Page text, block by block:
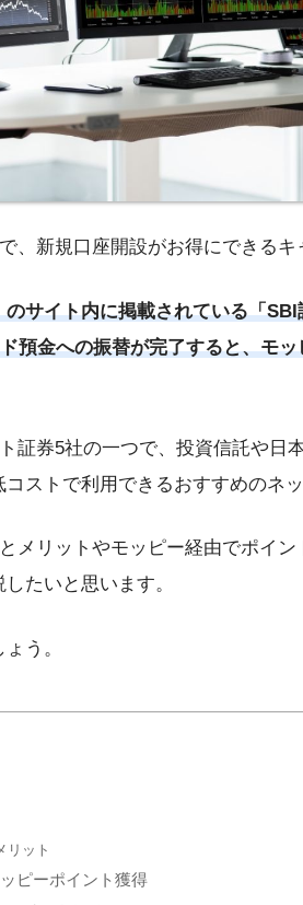
、新規口座開設がお得にできるキ
サイト内に掲載されている「
預金への振替が完了すると、モ
証券5社の一つで、投資信託や日
ストで利用できるおすすめのネッ
メリットやモッピー経由でポイ
たいと思います。
う。
リット
ピーポイント獲得